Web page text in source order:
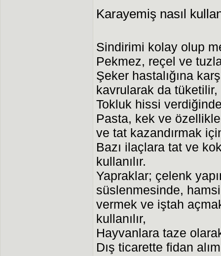
Karayemiş nasıl
Sindirimi kolay olup
Pekmez, reçel ve
Şeker hastalığına
kavrularak da tüketilir,
Tokluk hissi
Pasta, kek ve
ve tat kazandırmak
Bazı ilaçlara tat ve
kullanılır.
Yapraklar; çelenk
süslenmesinde,
vermek ve iştah
kullanılır,
Hayvanlara taze
Dış ticarette fidan